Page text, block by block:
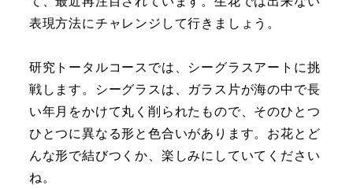
表現方法にチャレンジして行きましょう。
研究トータルコースでは、シーグラスアートに挑
戦します。シーグラスは、ガラス片が海の中で長
い年月をかけて丸く削られたもので、そのひとつ
ひとつに異なる形と色合いがあります。お花とど
んな形で結びつくか、楽しみにしていてください
ね。